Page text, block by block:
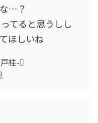
…？
てると思うしし
ほしいね
柱-